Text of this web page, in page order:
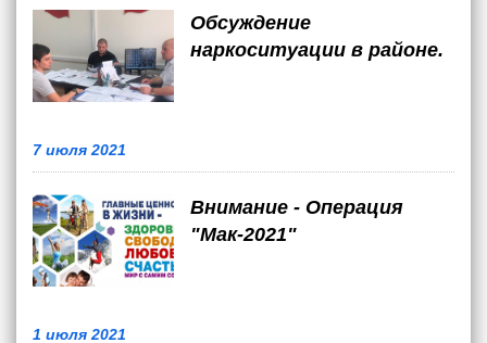
Обсуждение
наркоситуации в районе.
7 июля 2021
Внимание - Операция
"Мак-2021"
1 июля 2021